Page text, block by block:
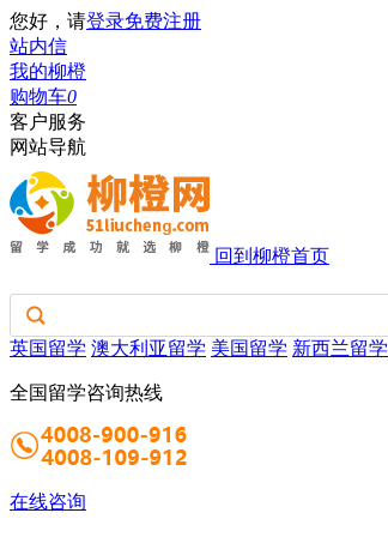
您好，请登录免费注册
站内信
我的柳橙
购物车0
客户服务
网站导航
回到柳橙首页
英国留学 澳大利亚留学 美国留学 新西兰留学
全国留学咨询热线
在线咨询